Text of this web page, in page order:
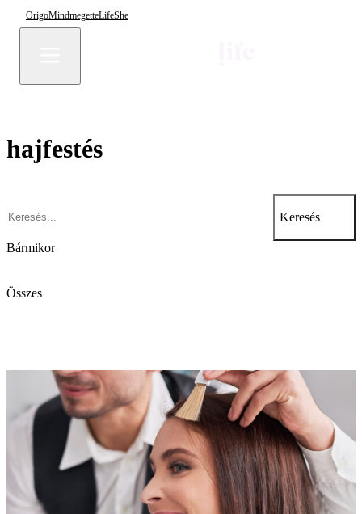
OrigoMindmegetteLifeShe
hajfestés
Keresés
Bármikor
Összes